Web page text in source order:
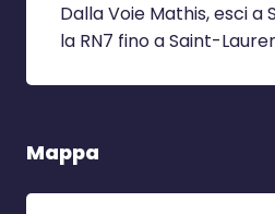
Dalla Voie Mathis, esci a
la RN7 fino a Saint-
Mappa